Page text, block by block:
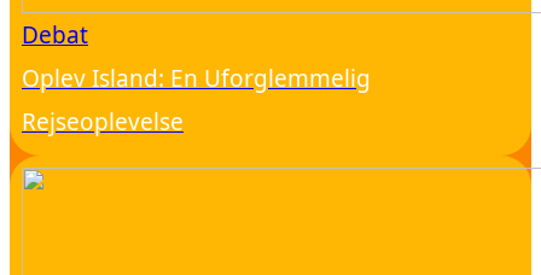
Debat
Oplev Island: En Uforglemmelig
Rejseoplevelse